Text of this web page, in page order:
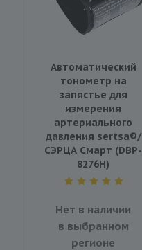
Автоматический
тонометр на
запястье для
измерения
артериального
давления sertsa®/
СЭРЦА Смарт (DBP-
8276H)
Нет в наличии
в выбранном
регионе